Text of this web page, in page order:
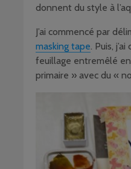
donnent du style à
J’ai commencé par
masking tape. Puis,
feuillage entremêlé
primaire » avec du «